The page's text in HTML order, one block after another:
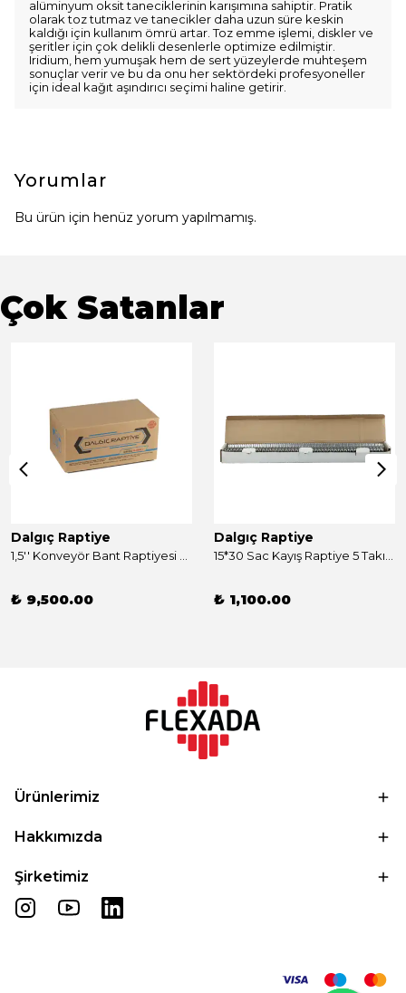
alüminyum oksit taneciklerinin karışımına sahiptir. Pratik
olarak toz tutmaz ve tanecikler daha uzun süre keskin
kaldığı için kullanım ömrü artar. Toz emme işlemi, diskler ve
şeritler için çok delikli desenlerle optimize edilmiştir.
Iridium, hem yumuşak hem de sert yüzeylerde muhteşem
sonuçlar verir ve bu da onu her sektördeki profesyoneller
için ideal kağıt aşındırıcı seçimi haline getirir.
Yorumlar
Bu ürün için henüz yorum yapılmamış.
Çok Satanlar
Dalgıç Raptiye
₺ 9,500.00
Dalgıç Raptiye
₺ 1,100.00
Ürünlerimiz
Hakkımızda
Şirketimiz